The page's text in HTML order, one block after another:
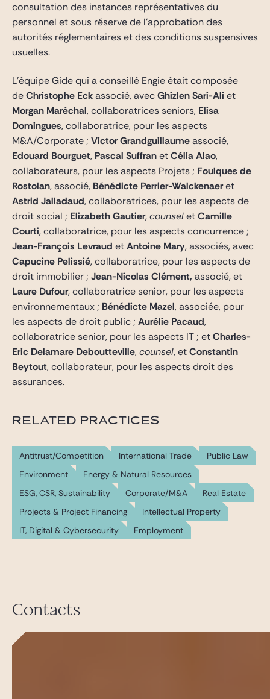
consultation des instances représentatives du
personnel et sous réserve de l’approbation des
autorités réglementaires et des conditions suspensives
usuelles.
L’équipe Gide qui a conseillé Engie était composée
deChristophe Eckassocié, avecGhizlen Sari-Ali et
Morgan Maréchal, collaboratrices seniors, Elisa
Domingues, collaboratrice, pour les aspects
M&A/Corporate ; Victor Grandguillaumeassocié,
Edouard Bourguet, Pascal SuffranetCélia Alao,
collaborateurs, pour les aspects Projets ; Foulques de
Rostolan, associé, Bénédicte Perrier-Walckenaeret
Astrid Jalladaud, collaboratrices, pour les aspects de
droit social ; Elizabeth Gautier,counseletCamille
Courti, collaboratrice, pour les aspects concurrence ;
Jean-François Levraud etAntoine Mary, associés, avec
Capucine Pelissié, collaboratrice, pour les aspects de
droit immobilier ; Jean-Nicolas Clément, associé, et
Laure Dufour, collaboratrice senior, pour les aspects
environnementaux ; Bénédicte Mazel, associée, pour
les aspects de droit public ; Aurélie Pacaud,
collaboratrice senior, pour les aspects IT ; etCharles-
Eric Delamare Deboutteville,counsel, etConstantin
Beytout, collaborateur, pour les aspects droit des
assurances.
RELATED PRACTICES
Antitrust/Competition International Trade
Public Law
Environment
Energy & Natural Resources
ESG, CSR, Sustainability
Corporate/M&A
Real Estate
Projects & Project Financing
Intellectual Property
IT, Digital & Cybersecurity
Employment
Contacts